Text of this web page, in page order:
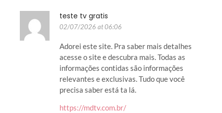
teste tv gratis
02/07/2026 at 06:06
Adorei este site. Pra saber mais detalhes
acesse o site e descubra mais. Todas as
informações contidas são informações
relevantes e exclusivas. Tudo que você
precisa saber está ta lá.
https://mdtv.com.br/